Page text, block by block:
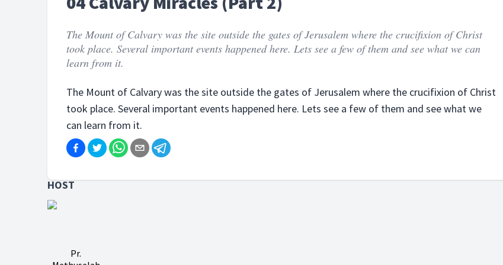
The Mount of Calvary was the site outside the gates of Jerusalem where the crucifixion of Christ
took place. Several important events happened here. Lets see a few of them and see what we can
learn from it.
The Mount of Calvary was the site outside the gates of Jerusalem where the crucifixion of Christ
took place. Several important events happened here. Lets see a few of them and see what we
can learn from it.
HOST
Pr.